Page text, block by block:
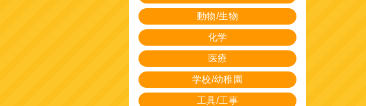
動物/生物
化学
医療
学校/幼稚園
工具/工事